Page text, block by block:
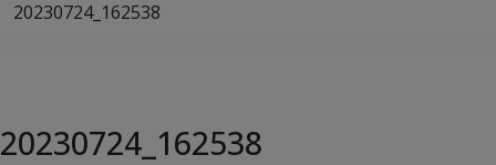
20230724_162538
20230724_162538